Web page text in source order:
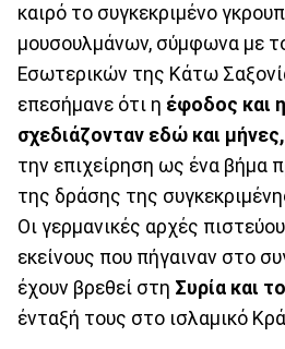
καιρό το συγκεκριμένο
μουσουλμάνων, σύμφωνα με
Εσωτερικών της Κάτω
επεσήμανε ότι η έφοδος και
σχεδιάζονταν εδώ και μήνες,
την επιχείρηση ως ένα βήμα
της δράσης της
Οι γερμανικές αρχές
εκείνους που πήγαιναν στο
έχουν βρεθεί στη Συρία και
ένταξή τους στο ισλαμικό